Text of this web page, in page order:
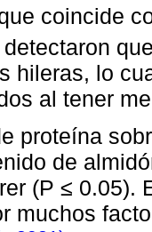
coincide
hileras, lo
al tener
proteína
de
(P ≤ 0.05).
muchos